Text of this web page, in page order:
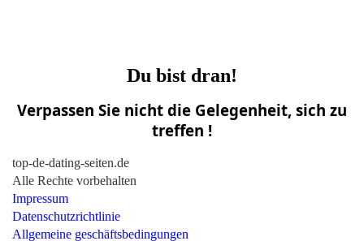
Du bist dran!
Verpassen Sie nicht die Gelegenheit, sich zu
treffen !
top-de-dating-seiten.de
Alle Rechte vorbehalten
Impressum
Datenschutzrichtlinie
Allgemeine geschäftsbedingungen